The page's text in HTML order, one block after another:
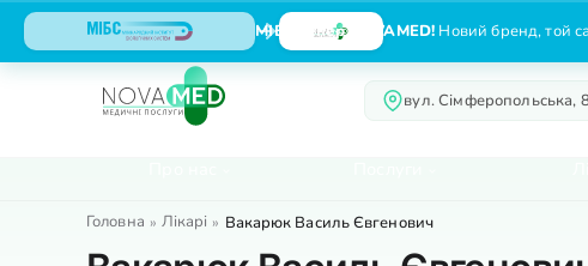
МІБС тепер NOVAMED! Новий бренд, той
вул. Сімферопольська,
Головна » Лікарі » Вакарюк Василь Євгенович